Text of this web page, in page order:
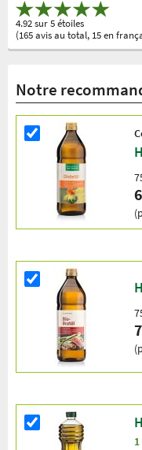
4.92 sur 5 étoiles
(165 avis au total, 15 en
Notre